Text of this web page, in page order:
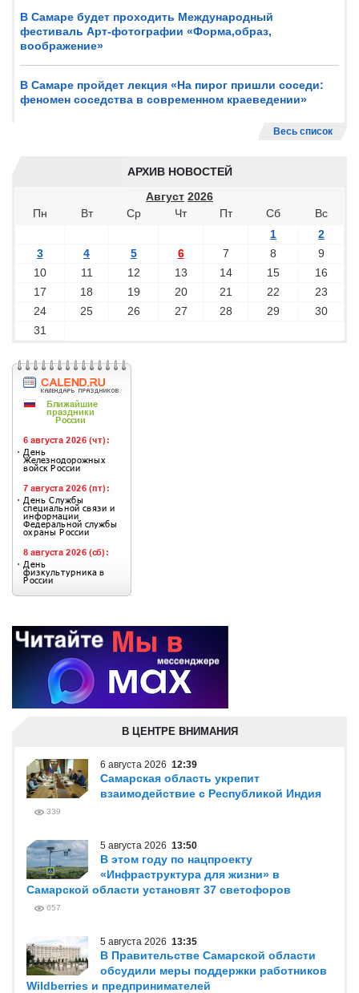
В Самаре будет проходить Международный
фестиваль Арт-фотографии «Форма,образ,
воображение»
В Самаре пройдет лекция «На пирог пришли соседи:
феномен соседства в современном краеведении»
Весь список
АРХИВ НОВОСТЕЙ
Август 2026
Пн
Вт Ср Чт Пт Сб
Вс
1
2
3
4 5 6 7 8
9
10
11 12 13 14 15
16
17
18 19 20 21 22
23
24
25 26 27 28 29
30
31
В ЦЕНТРЕ ВНИМАНИЯ
6 августа 2026 12:39
Самарская область укрепит
взаимодействие с Республикой Индия
339
5 августа 2026 13:50
В этом году по нацпроекту
«Инфраструктура для жизни» в
Самарской области установят 37 светофоров
657
5 августа 2026 13:35
В Правительстве Самарской области
обсудили меры поддержки работников
Wildberries и предпринимателей